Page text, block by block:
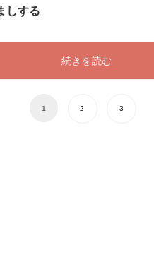
しする
続きを読む
1 2 3